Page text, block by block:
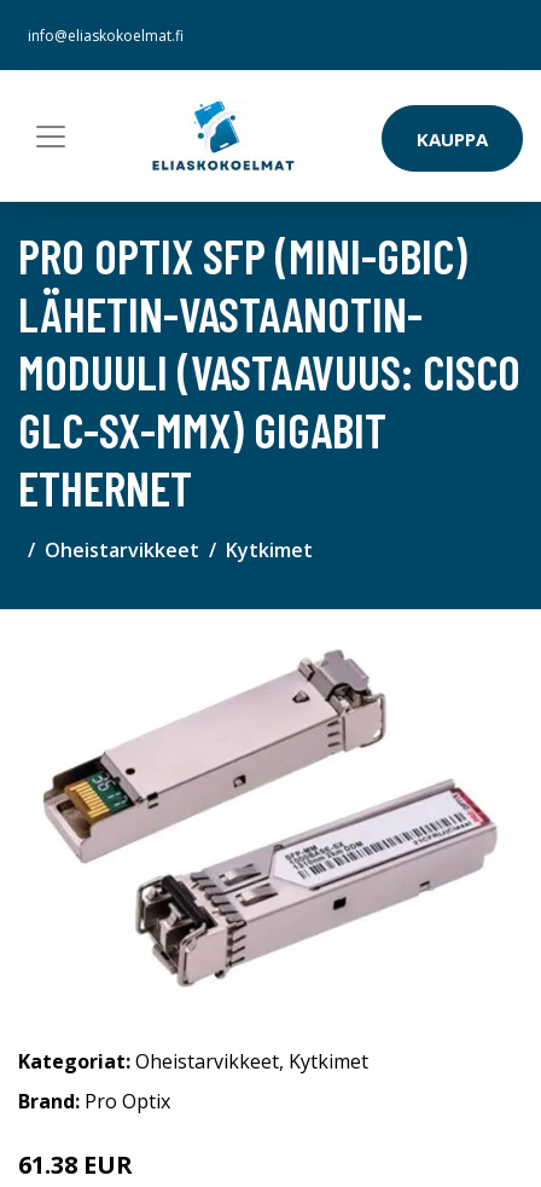
info@eliaskokoelmat.fi
KAUPPA
PRO OPTIX SFP (MINI-GBIC)
LÄHETIN-VASTAANOTIN-
MODUULI (VASTAAVUUS: CISCO
GLC-SX-MMX) GIGABIT
ETHERNET
Oheistarvikkeet Kytkimet
Kategoriat:Oheistarvikkeet, Kytkimet
Brand: Pro Optix
61.38 EUR